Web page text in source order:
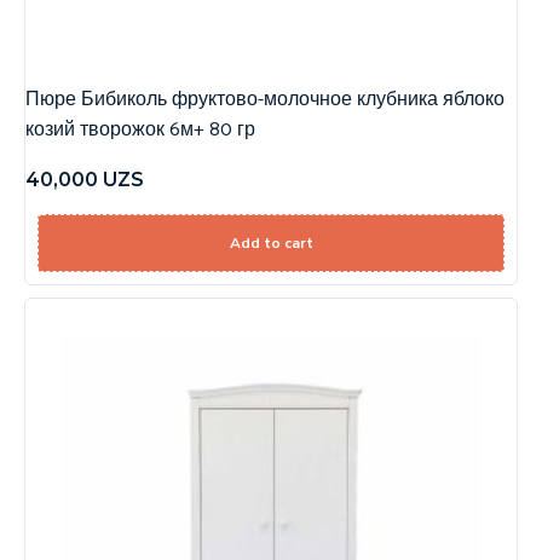
Пюре Бибиколь фруктово-молочное клубника яблоко
козий творожок 6м+ 80 гр
40,000 UZS
Add to cart